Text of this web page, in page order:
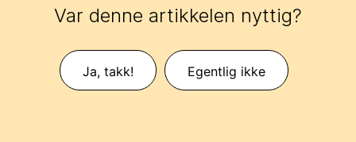
Var denne artikkelen nyttig?
Ja, takk! Egentlig ikke